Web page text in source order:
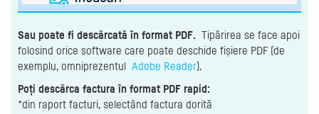
Sau poate fi descărcată în format PDF. Tipărirea se face apoi
folosind orice software care poate deschide fișiere PDF (de
exemplu, omniprezentul Adobe Reader).
Poți descărca factura în format PDF rapid:
*din raport facturi, selectând factura dorită